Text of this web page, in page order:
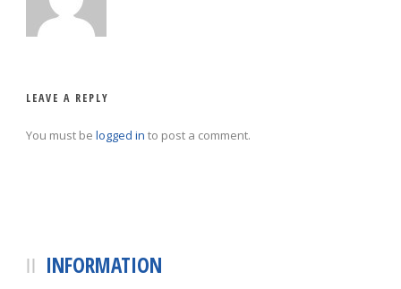
LEAVE A REPLY
You must be logged in to post a comment.
INFORMATION